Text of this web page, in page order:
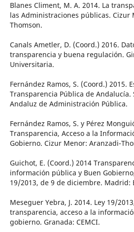
Blanes Climent, M. A. 2014. La
las Administraciones públicas. Cizur
Thomson.
Canals Ametler, D. (Coord.) 2016.
transparencia y buena regulación.
Universitaria.
Fernández Ramos, S. (Coord.) 2015.
Transparencia Pública de
Andaluz de Administración Pública.
Fernández Ramos, S. y Pérez
Transparencia, Acceso a la
Gobierno. Cizur Menor: Aranzadi-
Guichot, E. (Coord.) 2014
información pública y Buen
19/2013, de 9 de diciembre. Madrid:
Meseguer Yebra, J. 2014. Ley 19/
transparencia, acceso a la
gobierno. Granada: CEMCI.